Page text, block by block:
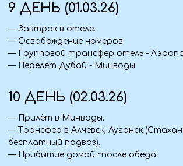
Стоимость тура на одного человека при двухместном
от 125 000 ₽ номер с видом на город (фиксированная
стоимость - 1550 USD).
от 133 600 ₽ номер с видом на лагуну (фиксированная
стоимость - 1650 USD).
Доплата за одноместное размещение - под запрос.
Важно:
— Доступ к инфраструктуре отеля (бассейн,
тренажёрный зал, сауна).
— Услуги русскоязычного гида.
— Туристическая страховка.
— Сопровождение.
Так же входит в стоимость: